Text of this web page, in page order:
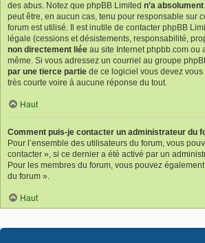
des abus. Notez que phpBB Limited n’a
peut être, en aucun cas, tenu pour responsable sur
forum est utilisé. Il est inutile de contacter phpBB
légale (cessions et désistements, responsabilité,
non directement liée au site Internet phpbb.com ou
même. Si vous adressez un courriel au groupe
par une tierce partie de ce logiciel vous devez
très courte voire à aucune réponse du tout.
Haut
Comment puis-je contacter un administrateur du
Pour l’ensemble des utilisateurs du forum, vous
contacter », si ce dernier a été activé par un
Pour les membres du forum, vous pouvez
du forum ».
Haut